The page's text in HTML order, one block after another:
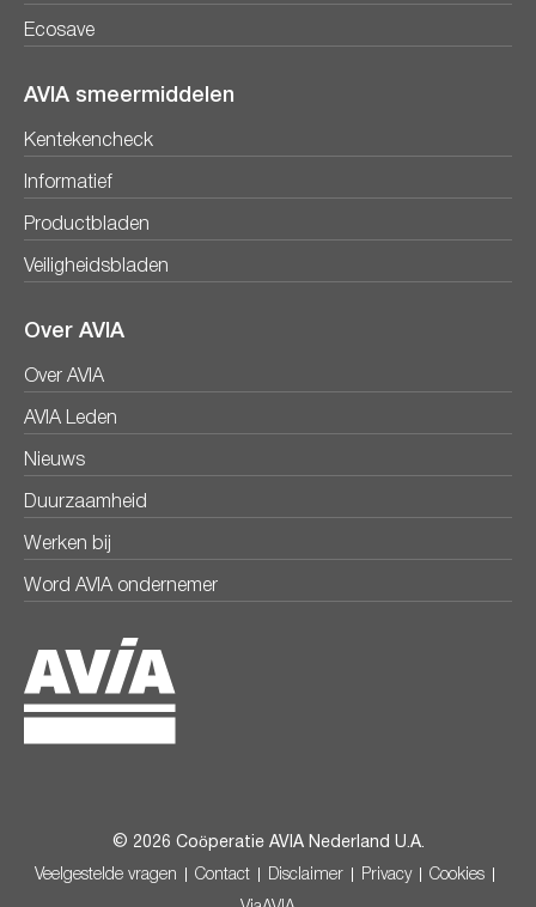
Ecosave
AVIA smeermiddelen
Kentekencheck
Informatief
Productbladen
Veiligheidsbladen
Over AVIA
Over AVIA
AVIA Leden
Nieuws
Duurzaamheid
Werken bij
Word AVIA ondernemer
© 2026 Coöperatie AVIA Nederland U.A.
Veelgestelde vragen Contact Disclaimer Privacy Cookies